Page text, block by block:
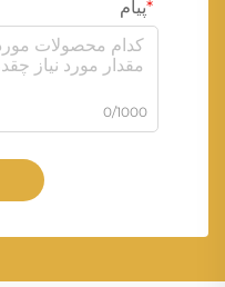
پیام
0/1000